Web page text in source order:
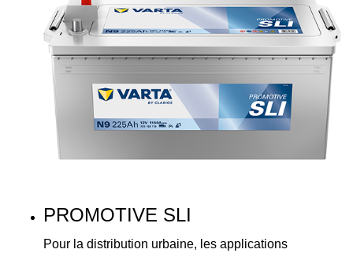
PROMOTIVE SLI
Pour la distribution urbaine, les applications